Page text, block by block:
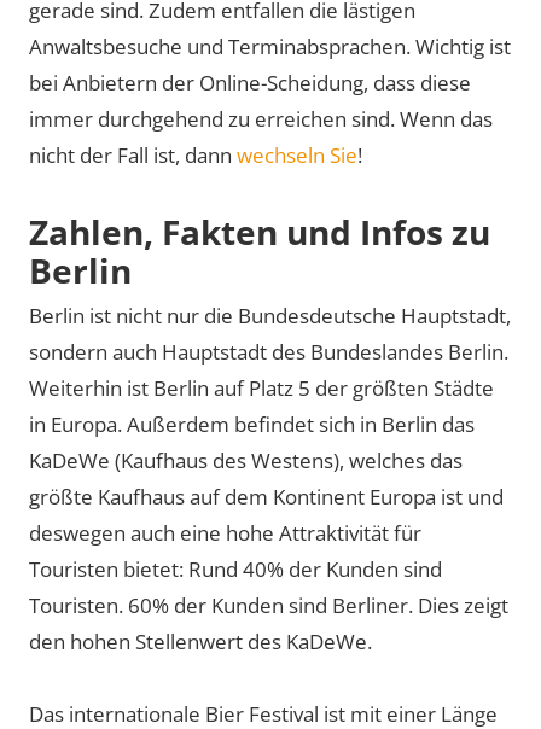
gerade sind. Zudem entfallen die lästigen
Anwaltsbesuche und Terminabsprachen. Wichtig ist
bei Anbietern der Online-Scheidung, dass diese
immer durchgehend zu erreichen sind. Wenn das
nicht der Fall ist, dann wechseln Sie!
Zahlen, Fakten und Infos zu
Berlin
Berlin ist nicht nur die Bundesdeutsche Hauptstadt,
sondern auch Hauptstadt des Bundeslandes Berlin.
Weiterhin ist Berlin auf Platz 5 der größten Städte
in Europa. Außerdem befindet sich in Berlin das
KaDeWe (Kaufhaus des Westens), welches das
größte Kaufhaus auf dem Kontinent Europa ist und
deswegen auch eine hohe Attraktivität für
Touristen bietet: Rund 40% der Kunden sind
Touristen. 60% der Kunden sind Berliner. Dies zeigt
den hohen Stellenwert des KaDeWe.
Das internationale Bier Festival ist mit einer Länge